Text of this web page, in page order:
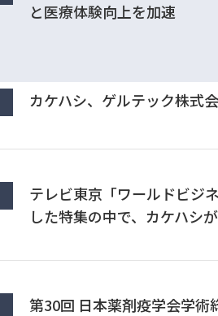
と医療体験向上を加速
カケハシ、ゲルテック株式
テレビ東京「ワールドビジ
した特集の中で、カケハシ
第30回 日本薬剤疫学会学